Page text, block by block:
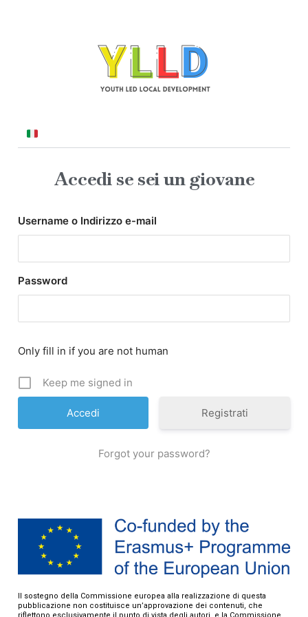
Accedi se sei un giovane
Username o Indirizzo e-mail
Password
Only fill in if you are not human
Keep me signed in
Registrati
Forgot your password?
Il sostegno della Commissione europea alla realizzazione di questa
pubblicazione non costituisce un’approvazione dei contenuti, che
riflettono esclusivamente il punto di vista degli autori, e la Commissione